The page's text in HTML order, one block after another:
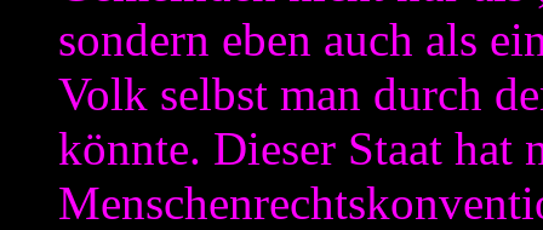
sondern eben auch als
Volk selbst man durch
könnte. Dieser Staat hat